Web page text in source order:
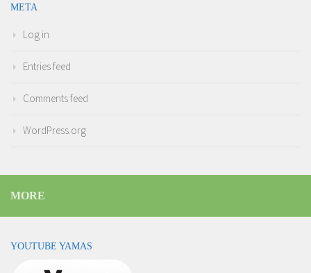
META
Log in
Entries feed
Comments feed
WordPress.org
MORE
YOUTUBE YAMAS